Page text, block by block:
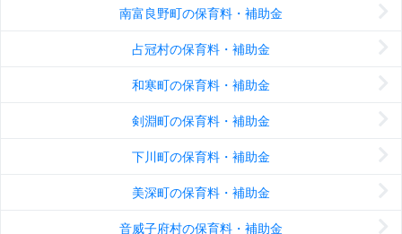
南富良野町の保育料・補助金
占冠村の保育料・補助金
和寒町の保育料・補助金
剣淵町の保育料・補助金
下川町の保育料・補助金
美深町の保育料・補助金
音威子府村の保育料・補助金